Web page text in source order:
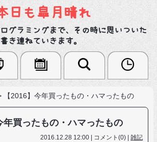
日も皐月晴れ
グラミングまで、その時に思いついた
き連ねていきます。
【2016】今年買ったもの・ハマったもの
年買ったもの・ハマったもの
2016.12.28 12:00 | コメント(0) | 雑記